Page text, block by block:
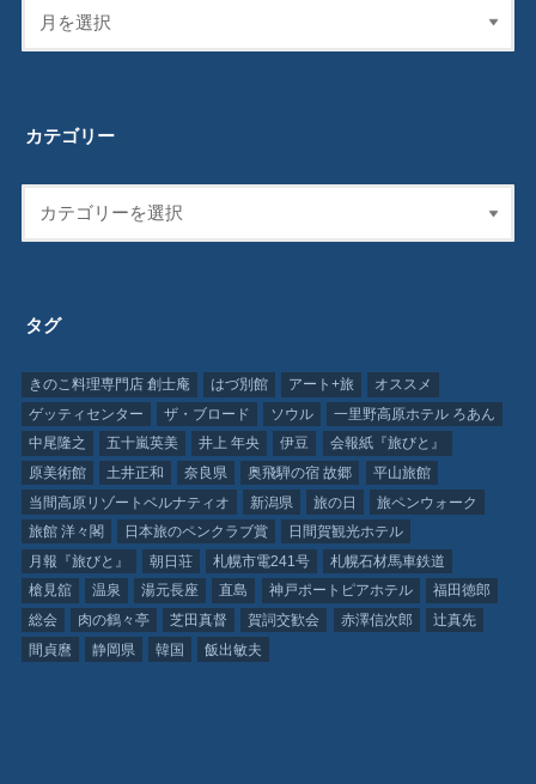
カテゴリー
タグ
きのこ料理専門店 創士庵 はづ別館 アート+旅
オススメ
ゲッティセンター
ザ・ブロード ソウル
一里野高原ホテル ろあん
中尾隆之
五十嵐英美 井上 年央 伊豆
会報紙『旅びと』
原美術館
土井正和 奈良県 奥飛騨の宿 故郷
平山旅館
当間高原リゾートベルナティオ
新潟県 旅の日
旅ペンウォーク
旅館 洋々閣
日本旅のペンクラブ賞
日間賀観光ホテル
月報『旅びと』
朝日荘 札幌市電241号
札幌石材馬車鉄道
槍見舘
温泉 湯元長座 直島 神戸ポートピアホテル
福田徳郎
総会
肉の鶴々亭 芝田真督 賀詞交歓会 赤澤信次郎
辻真先
間貞麿
静岡県 韓国 飯出敏夫